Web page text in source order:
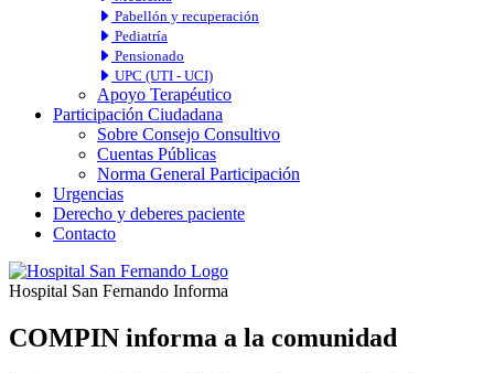
Pabellón y recuperación
Pediatría
Pensionado
UPC (UTI - UCI)
Apoyo Terapéutico
Participación Ciudadana
Sobre Consejo Consultivo
Cuentas Públicas
Norma General Participación
Urgencias
Derecho y deberes paciente
Contacto
Hospital San Fernando Informa
COMPIN informa a la comunidad